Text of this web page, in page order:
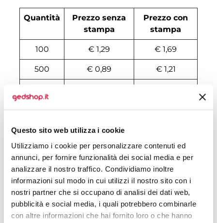
Questo sito web utilizza i cookie
Utilizziamo i cookie per personalizzare contenuti ed
annunci, per fornire funzionalità dei social media e per
analizzare il nostro traffico. Condividiamo inoltre
informazioni sul modo in cui utilizzi il nostro sito con i
nostri partner che si occupano di analisi dei dati web,
pubblicità e social media, i quali potrebbero combinarle
con altre informazioni che hai fornito loro o che hanno
Quantità
Prezzo senza
stampa
Prezzo con
stampa
100 € 1,29 € 1,69
500 € 0,89 € 1,21
2000 € 0,53 € 0,85
3000 € 0,50
4000 € 0,49 € 0,81
5000 € 0,47 € 0,79
6000 € 0,78
7000 € 0,45 € 0,77